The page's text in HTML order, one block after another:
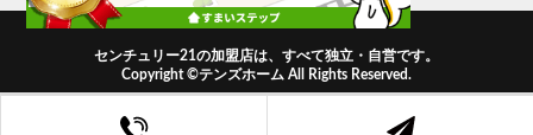
センチュリー21の加盟店は、すべて独立・自営です。
Copyright ©テンズホーム All Rights Reserved.